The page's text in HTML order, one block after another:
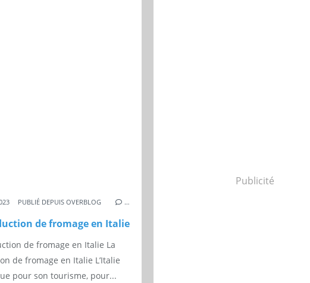
,CONSOMMATION,PARMESAN,
PUBLIÉ DEPUIS OVERBLOG …
de fromage en Italie
de fromage en Italie La
de fromage en Italie L’Italie
pour son tourisme, pour...
Publicité